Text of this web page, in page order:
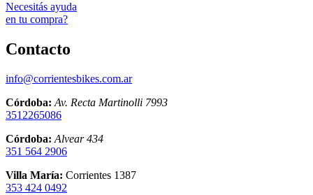
Necesitás ayuda
en tu compra?
Contacto
info@corrientesbikes.com.ar
Córdoba: Av. Recta Martinolli 7993
3512265086
Córdoba: Alvear 434
351 564 2906
Villa María: Corrientes 1387
353 424 0492